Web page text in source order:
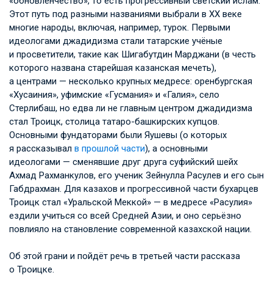
Этот путь под разными названиями выбрали в ХХ веке
многие народы, включая, например, турок. Первыми
идеологами джадидизма стали татарские учёные
и просветители, такие как Шигабутдин Марджани (в честь
которого названа старейшая казанская мечеть),
а центрами — несколько крупных медресе: оренбургская
«Хусаиния», уфимские «Гусмания» и «Галия», село
Стерлибаш, но едва ли не главным центром джадидизма
стал Троицк, столица татаро-башкирских купцов.
Основными фундаторами были Яушевы (о которых
я рассказывал в прошлой части), а основными
идеологами — сменявшие друг друга суфийский шейх
Ахмад Рахманкулов, его ученик Зейнулла Расулев и его сын
Габдрахман. Для казахов и прогрессивной части бухарцев
Троицк стал «Уральской Меккой» — в медресе «Расулия»
ездили учиться со всей Средней Азии, и оно серьёзно
повлияло на становление современной казахской нации.
Об этой грани и пойдёт речь в третьей части рассказа
о Троицке.